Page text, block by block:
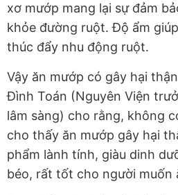
xơ mướp mang lại sự đảm
khỏe đường ruột. Độ ẩm
thúc đẩy nhu động ruột.
Vậy ăn mướp có gây hại
Đình Toán (Nguyên Viện
lâm sàng) cho rằng, không
cho thấy ăn mướp gây hại
phẩm lành tính, giàu dinh
béo, rất tốt cho người muốn